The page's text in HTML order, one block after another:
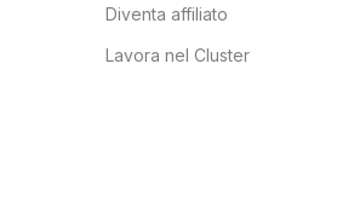
Diventa affiliato
Lavora nel Cluster